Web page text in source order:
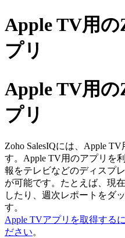
Apple TV用の
プリ
Apple TV用の
プリ
Zoho SalesIQには、Apple
す。Apple TV用のアプリを
報をテレビなどのディスプ
が可能です。たとえば、現
したり、週次レポートをダ
す。
Apple TVアプリを取得する
ださい。